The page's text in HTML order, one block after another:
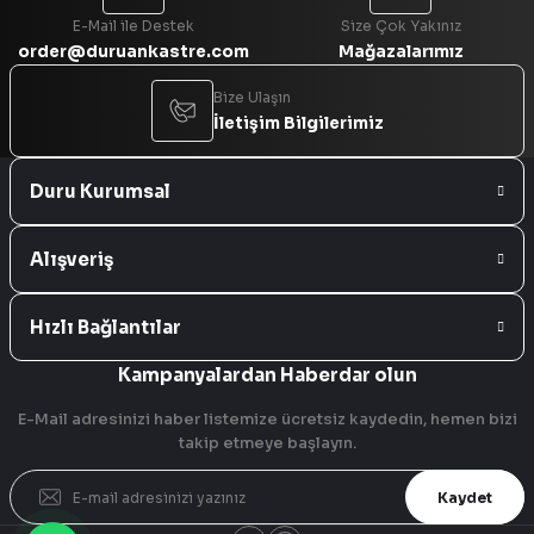
E-Mail ile Destek
order@duruankastre.com
Size Çok Yakınız
Mağazalarımız
Bize Ulaşın
İletişim Bilgilerimiz
Duru Kurumsal
Alışveriş
Hızlı Bağlantılar
Kampanyalardan Haberdar olun
E-Mail adresinizi haber listemize ücretsiz kaydedin, hemen bizi
takip etmeye başlayın.
Kaydet